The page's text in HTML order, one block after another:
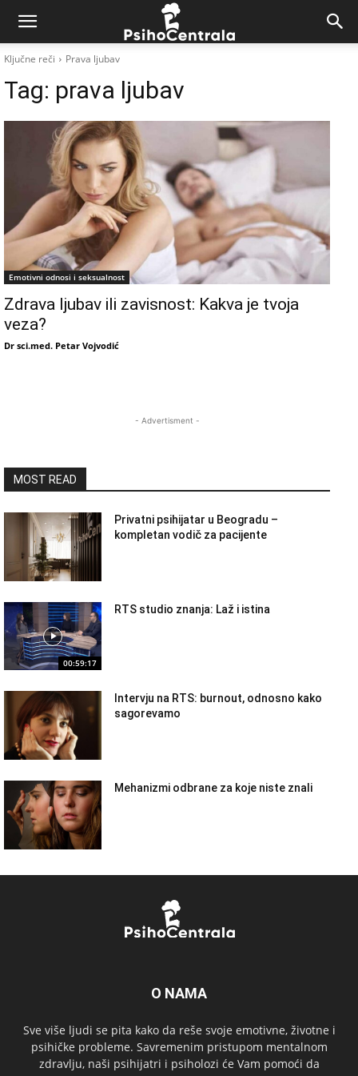
Ključne reči Prava ljubav
Tag: prava ljubav
Emotivni odnosi i seksualnost
Zdrava ljubav ili zavisnost: Kakva je tvoja
veza?
Dr sci.med. Petar Vojvodić
- Advertisment -
MOST READ
Privatni psihijatar u Beogradu –
kompletan vodič za pacijente
00:59:17
RTS studio znanja: Laž i istina
Intervju na RTS: burnout, odnosno kako
sagorevamo
Mehanizmi odbrane za koje niste znali
O NAMA
Sve više ljudi se pita kako da reše svoje emotivne, životne i
psihičke probleme. Savremenim pristupom mentalnom
zdravlju, naši psihijatri i psiholozi će Vam pomoći da